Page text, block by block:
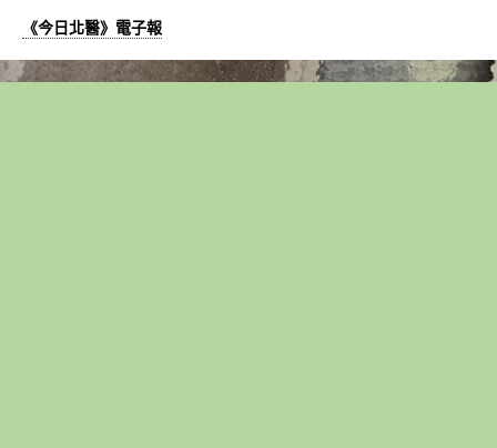
《今日北醫》電子報